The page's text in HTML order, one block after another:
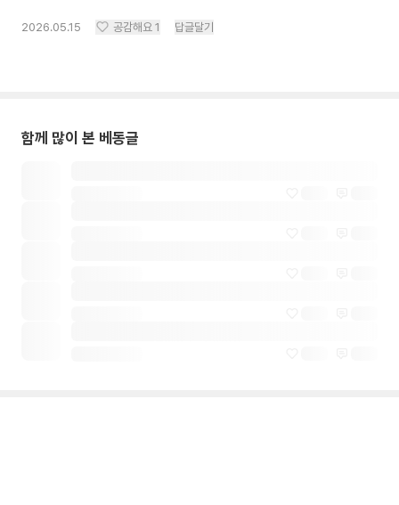
2026.05.15 공감해요 1 답글달기
함께 많이 본 베동글